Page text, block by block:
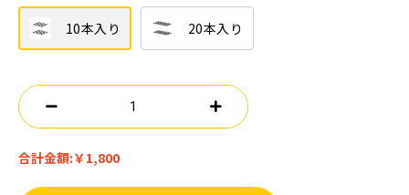
10本入り 20本入り
合計金額:￥1,800